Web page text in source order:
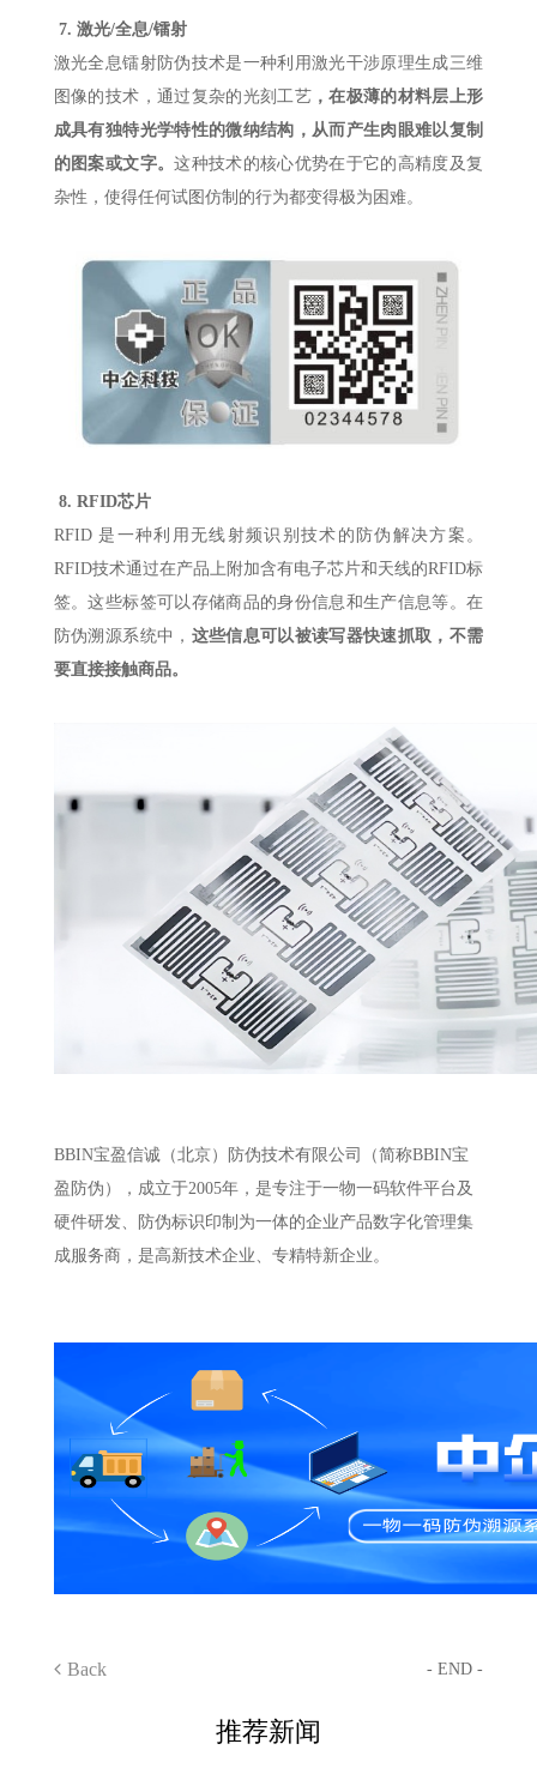
7. 激光/全息/镭射
激光全息镭射防伪技术是一种利用激光干涉原理生成三维
图像的技术，通过复杂的光刻工艺 ，在极薄的材料层上形
成具有独特光学特性的微纳结构，从而产生肉眼难以复制
的图案或文字。这种技术的核心优势在于它的高精度及复
杂性，使得任何试图仿制的行为都变得极为困难。
8. RFID芯片
RFID 是一种利用无线射频识别技术的防伪解决方案。
RFID技术通过在产品上附加含有电子芯片和天线的RFID标
签。这些标签可以存储商品的身份信息和生产信息等。在
防伪溯源系统中， 这些信息可以被读写器快速抓取，不需
要直接接触商品。
BBIN宝盈信诚（北京）防伪技术有限公司（简称BBIN宝
盈防伪），成立于2005年，是专注于一物一码软件平台及
硬件研发、防伪标识印制为一体的企业产品数字化管理集
成服务商，是高新技术企业、专精特新企业。
Back - END -
推荐新闻